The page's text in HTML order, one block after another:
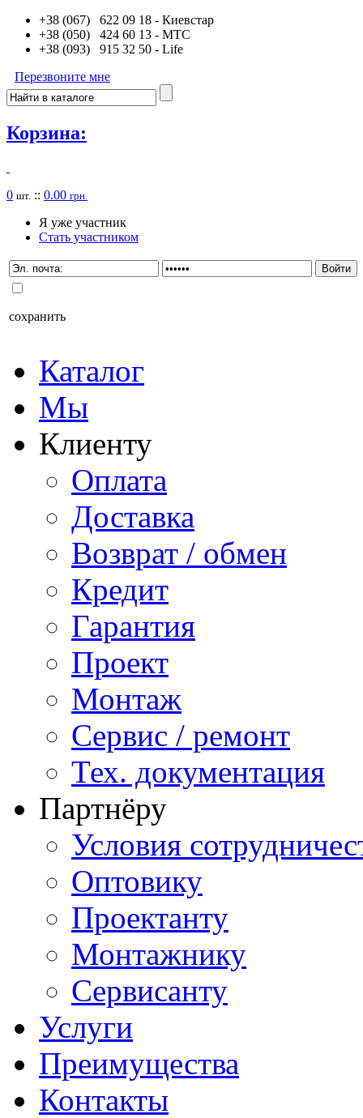
+38 (067) 622 09 18 - Киевстар
+38 (050) 424 60 13 - MTC
+38 (093) 915 32 50 - Life
Перезвоните мне
Корзина:
0 шт. :: 0.00 грн.
Я уже участник
Стать участником
сохранить
Каталог
Мы
Клиенту
Оплата
Доставка
Возврат / обмен
Кредит
Гарантия
Проект
Монтаж
Сервис / ремонт
Тех. документация
Партнёру
Условия
Оптовику
Проектанту
Монтажнику
Сервисанту
Услуги
Преимущества
Контакты